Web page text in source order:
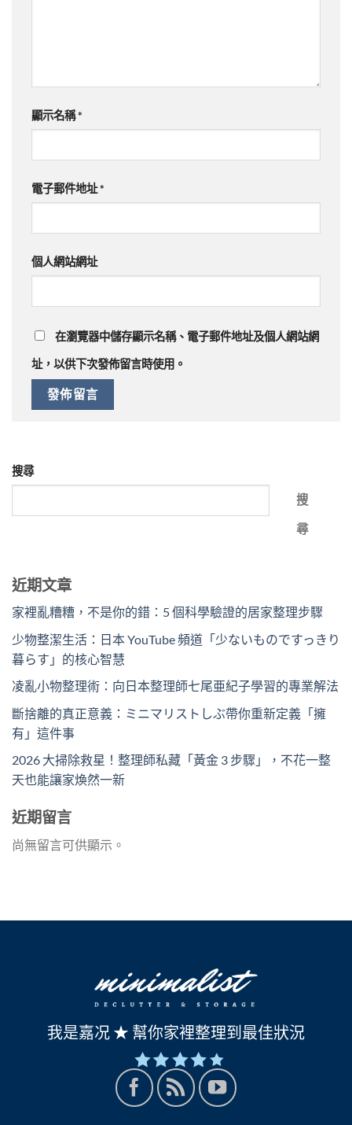
顯示名稱*
電子郵件地址*
個人網站網址
在瀏覽器中儲存顯示名稱、電子郵件地址及個人網站網
址，以供下次發佈留言時使用。
搜尋
搜
尋
近期文章
家裡亂糟糟，不是你的錯：5 個科學驗證的居家整理步驟
少物整潔生活：日本 YouTube 頻道「少ないものですっきり
暮らす」的核心智慧
凌亂小物整理術：向日本整理師七尾亜紀子學習的專業解法
斷捨離的真正意義：ミニマリストしぶ帶你重新定義「擁
有」這件事
2026 大掃除救星！整理師私藏「黃金 3 步驟」，不花一整
天也能讓家煥然一新
近期留言
尚無留言可供顯示。
我是嘉况 ★ 幫你家裡整理到最佳狀況